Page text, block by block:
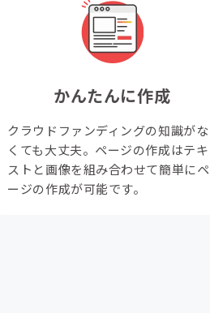
かんたんに作成
クラウドファンディングの知識がな
くても大丈夫。ページの作成はテキ
ストと画像を組み合わせて簡単にペ
ージの作成が可能です。